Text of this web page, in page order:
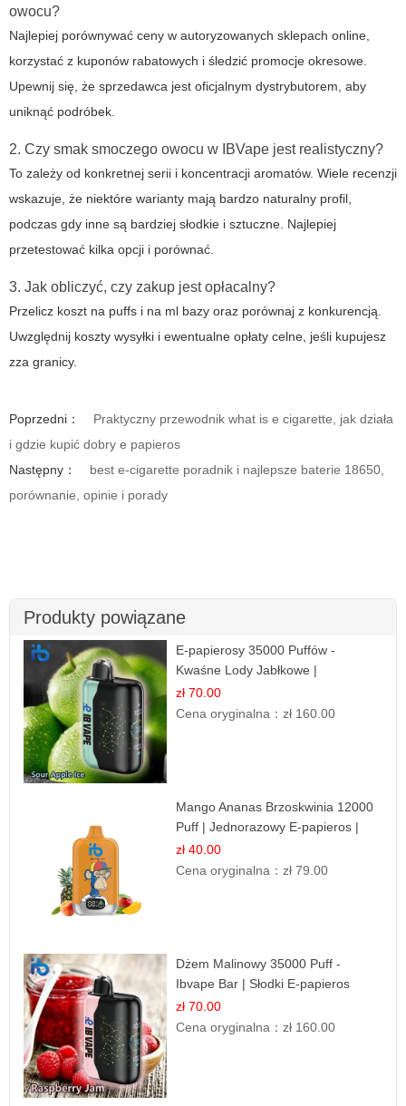
owocu?
Najlepiej porównywać ceny w autoryzowanych sklepach online,
korzystać z kuponów rabatowych i śledzić promocje okresowe.
Upewnij się, że sprzedawca jest oficjalnym dystrybutorem, aby
uniknąć podróbek.
2. Czy smak smoczego owocu w IBVape jest realistyczny?
To zależy od konkretnej serii i koncentracji aromatów. Wiele recenzji
wskazuje, że niektóre warianty mają bardzo naturalny profil,
podczas gdy inne są bardziej słodkie i sztuczne. Najlepiej
przetestować kilka opcji i porównać.
3. Jak obliczyć, czy zakup jest opłacalny?
Przelicz koszt na puffs i na ml bazy oraz porównaj z konkurencją.
Uwzględnij koszty wysyłki i ewentualne opłaty celne, jeśli kupujesz
zza granicy.
Poprzedni：
Praktyczny przewodnik what is e cigarette, jak działa
i gdzie kupić dobry e papieros
Następny：
best e-cigarette poradnik i najlepsze baterie 18650,
porównanie, opinie i porady
Produkty powiązane
E-papierosy 35000 Puffów -
Kwaśne Lody Jabłkowe |
Orzeźwiający Smak
zł 70.00
Cena oryginalna：zł 160.00
Mango Ananas Brzoskwinia 12000
Puff | Jednorazowy E-papieros |
Tropikalny Smak
zł 40.00
Cena oryginalna：zł 79.00
Dżem Malinowy 35000 Puff -
Ibvape Bar | Słodki E-papieros
Jednorazowy
zł 70.00
Cena oryginalna：zł 160.00